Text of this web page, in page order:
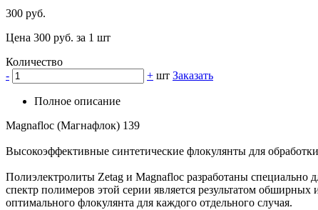
300 руб.
Цена 300 руб. за 1 шт
Количество
-
+ шт Заказать
Полное описание
Magnafloc (Магнафлок) 139
Высокоэффективные синтетические флокулянты для
Полиэлектролиты Zetag и Magnafloc разработаны
спектр полимеров этой серии является результатом
оптимального флокулянта для каждого отдельного случая.